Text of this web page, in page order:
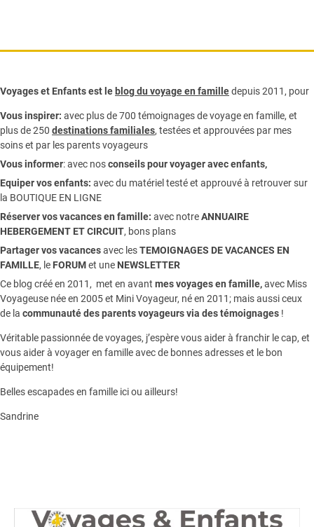
Voyages et Enfants est le blog du voyage en familledepuis 2011, pour
Vous inspirer: avec plus de 700 témoignages devoyage en famille, et
plus de 250 destinations familiales, testées et approuvées par mes
soins et par les parents voyageurs
Vous informer:avec nosconseils pour voyager avec enfants,
Equiper vos enfants: avec du matériel testé et approuvé à retrouver sur
la BOUTIQUE EN LIGNE
Réserver vos vacances en famille: avec notreANNUAIRE
HEBERGEMENT ET CIRCUIT, bons plans
Partager vos vacancesavec lesTEMOIGNAGES DE VACANCES EN
FAMILLE, le FORUMet une NEWSLETTER
Ce blog créé en 2011, met en avant mes voyages en famille,avec Miss
Voyageuse née en 2005 et Mini Voyageur, né en 2011; mais aussi ceux
de la communauté des parents voyageurs via des témoignages !
Véritable passionnée de voyages, j’espère vous aider à franchir le cap, et
vous aider à voyager en famille avec de bonnes adresses et le bon
équipement!
Belles escapades en famille ici ou ailleurs!
Sandrine